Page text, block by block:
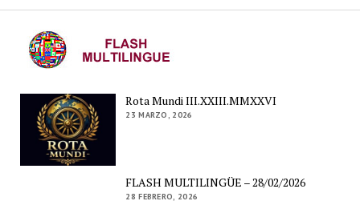
Rota Mundi III.XXIII.MMXXVI
23 MARZO, 2026
FLASH MULTILINGÜE – 28/02/2026
28 FEBRERO, 2026